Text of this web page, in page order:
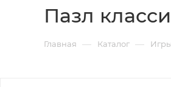
Пазл
Главная — Каталог —